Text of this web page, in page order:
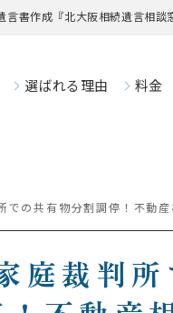
書作成『北大阪相続遺言相談
選ばれる理由 料金
での共有物分割調停！不動産
庭裁判